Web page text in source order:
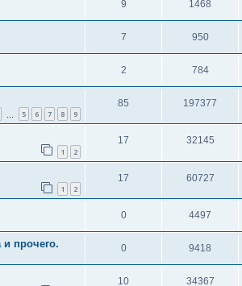
9 1468
7 950
2 784
5 6 7 8 9
85 197377
1 2
17 32145
1 2
17 60727
0 4497
прочего. 0 9418
10 34367